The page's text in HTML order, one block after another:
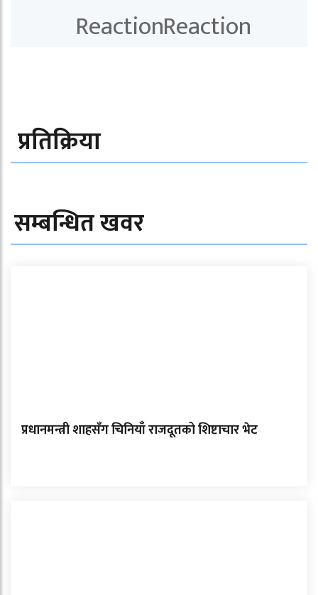
प्रतिक्रिया
सम्बन्धित खवर
प्रधानमन्त्री शाहसँग चिनियाँ राजदूतको शिष्टाचार भेट